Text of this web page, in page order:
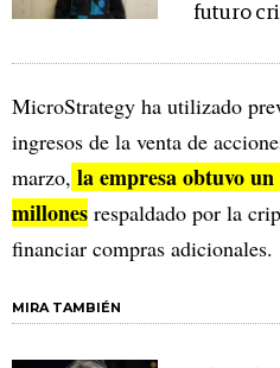
futuro
MicroStrategy ha utilizado
ingresos de la venta de
marzo, la empresa obtuvo
millones respaldado por la
financiar compras adicionales.
MIRA TAMBIÉN